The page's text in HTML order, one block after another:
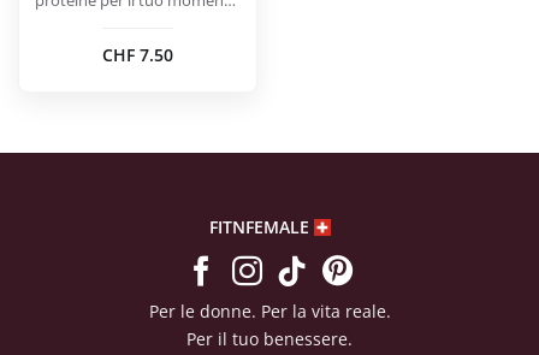
CHF 7.50
FITNFEMALE
Per le donne. Per la vita reale.
Per il tuo benessere.